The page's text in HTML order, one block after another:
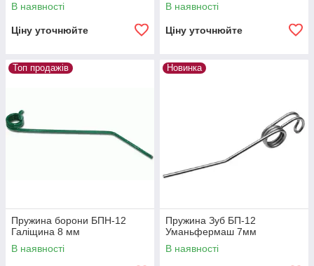
В наявності
Ціну уточнюйте
В наявності
Ціну уточнюйте
Топ продажів
Пружина борони БПН-12
Галіщина 8 мм
В наявності
Новинка
Пружина Зуб БП-12
Уманьфермаш 7мм
В наявності